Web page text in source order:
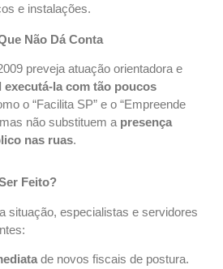
e instalações.
Não Dá Conta
preveja atuação orientadora e
executá-la com tão poucos
o “Facilita SP” e o “Empreende
não substituem a presença
nas ruas.
Feito?
situação, especialistas e servidores
de novos fiscais de postura.